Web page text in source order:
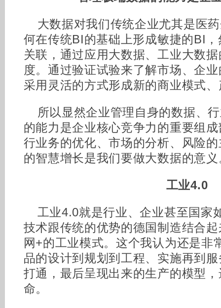
大数据对我们传统企业尤其是医
何在传统BI的基础上形成敏捷的BI
关联，通过应用大数据、工业大数
度。通过验证试验来了解市场、企
采用灵活的方式形成新的商业模式
所以显然企业管理自身的数据、
的能力是企业核心竞争力的重要组
行业务的优化、市场的分析、风险
的智慧增长是我们要做大数据的意义
工业4.0
工业4.0就是行业、企业甚至国家
技术跟传统的优势的德国制造结合
网+的工业模式。这个我认为还是非
品的设计到规划到工程、实施再到
打通，最后呈现出来的生产的模型
命。